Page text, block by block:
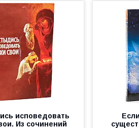
исповедовать
Из сочинений